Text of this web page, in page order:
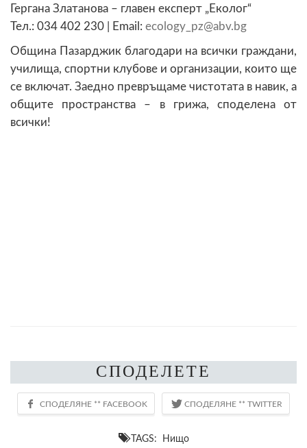
Гергана Златанова – главен експерт „Еколог“
Тел.: 034 402 230 | Email:
@
Община Пазарджик благодари на всички граждани,
училища, спортни клубове и организации, които ще
се включат. Заедно превръщаме чистотата в навик, а
общите пространства – в грижа, споделена от
всички!
СПОДЕЛЕТЕ
TAGS: Нищо